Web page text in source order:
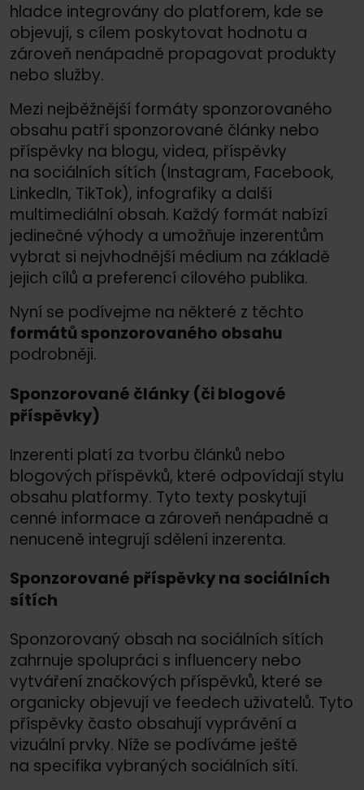
hladce integrovány do platforem, kde se
objevují, s cílem poskytovat hodnotu a
zároveň nenápadně propagovat produkty
nebo služby.
Mezi nejběžnější formáty sponzorovaného
obsahu patří sponzorované články nebo
příspěvky na blogu, videa, příspěvky
na sociálních sítích (Instagram, Facebook,
LinkedIn, TikTok), infografiky a další
multimediální obsah. Každý formát nabízí
jedinečné výhody a umožňuje inzerentům
vybrat si nejvhodnější médium na základě
jejich cílů a preferencí cílového publika.
Nyní se podívejme na některé z těchto
formátů sponzorovaného obsahu
podrobněji.
Sponzorované články (či blogové
příspěvky)
Inzerenti platí za tvorbu článků nebo
blogových příspěvků, které odpovídají stylu
obsahu platformy. Tyto texty poskytují
cenné informace a zároveň nenápadně a
nenuceně integrují sdělení inzerenta.
Sponzorované příspěvky na sociálních
sítích
Sponzorovaný obsah na sociálních sítích
zahrnuje spolupráci s influencery nebo
vytváření značkových příspěvků, které se
organicky objevují ve feedech uživatelů. Tyto
příspěvky často obsahují vyprávění a
vizuální prvky. Níže se podíváme ještě
na specifika vybraných sociálních sítí.